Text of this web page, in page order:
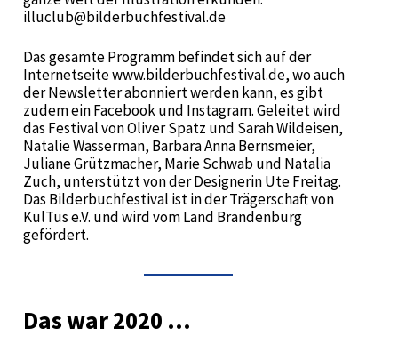
illuclub@bilderbuchfestival.de
Das gesamte Programm befindet sich auf der
Internetseite www.bilderbuchfestival.de, wo auch
der Newsletter abonniert werden kann, es gibt
zudem ein Facebook und Instagram. Geleitet wird
das Festival von Oliver Spatz und Sarah Wildeisen,
Natalie Wasserman, Barbara Anna Bernsmeier,
Juliane Grützmacher, Marie Schwab und Natalia
Zuch, unterstützt von der Designerin Ute Freitag.
Das Bilderbuchfestival ist in der Trägerschaft von
KulTus e.V. und wird vom Land Brandenburg
gefördert.
Das war 2020 …